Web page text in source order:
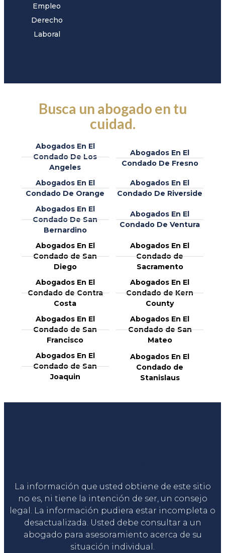
Empleo
Derecho
Laboral
Busca un abogado en tu
cuidad.
Abogados En El
Condado De Los
Angeles
Abogados En El
Condado De Fresno
Abogados En El
Condado De Orange
Abogados En El
Condado De Riverside
Abogados En El
Condado De San
Bernardino
Abogados En El
Condado De Ventura
Abogados En El
Condado de San
Diego
Abogados En El
Condado de
Sacramento
Abogados En El
Condado de Contra
Costa
Abogados En El
Condado de Kern
County
Abogados En El
Condado de San
Francisco
Abogados En El
Condado de San
Mateo
Abogados En El
Condado de San
Joaquin
Abogados En El
Condado de
Stanislaus
La información que usted obtiene de este sitio
no es, ni tiene la intención de ser, un consejo
legal. La información pudiera estar incompleta o
desactualizada. Usted debe consultar a un
abogado para asesoramiento acerca de su
situación individual.